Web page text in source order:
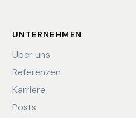
UNTERNEHMEN
Über uns
Referenzen
Karriere
Posts